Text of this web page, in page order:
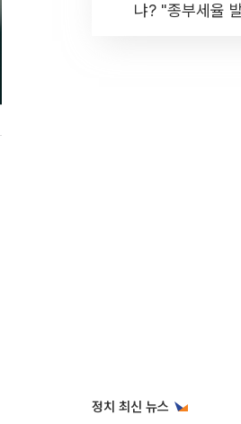
냐? "종부세율
정치 최신 뉴스